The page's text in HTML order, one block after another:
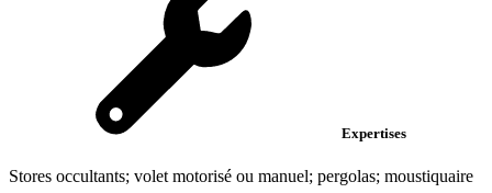
Expertises
Stores occultants; volet motorisé ou manuel; pergolas; moustiquaire